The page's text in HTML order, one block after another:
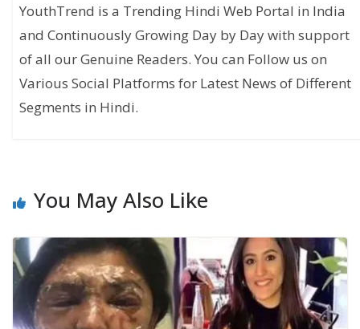
YouthTrend is a Trending Hindi Web Portal in India
and Continuously Growing Day by Day with support
of all our Genuine Readers. You can Follow us on
Various Social Platforms for Latest News of Different
Segments in Hindi.
You May Also Like